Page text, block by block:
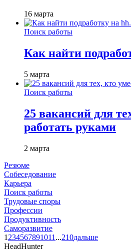
16 марта
Поиск работы
Как найти
5 марта
Поиск работы
25 вакансий для
работать руками
2 марта
Резюме
Собеседование
Карьера
Поиск работы
Трудовые споры
Профессии
Продуктивность
Саморазвитие
1 234567891011 ...210дальше
HeadHunter